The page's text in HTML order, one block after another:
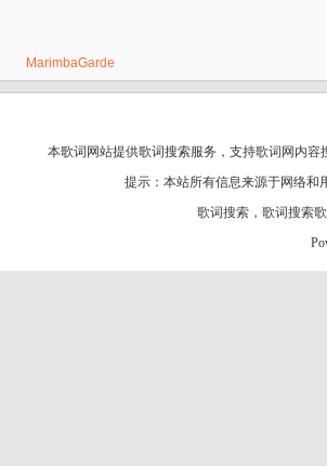
MarimbaGarde
本歌词网站提供歌词搜索服务，支持歌词网 内容
提示：本站所有信息来源于网络
歌词搜索 ， 歌词搜索